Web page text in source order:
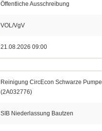
Öffentliche Ausschreibung
VOL/VgV
21.08.2026 09:00
Reinigung CircEcon Schwarze Pumpe
(2A032776)
SIB Niederlassung Bautzen